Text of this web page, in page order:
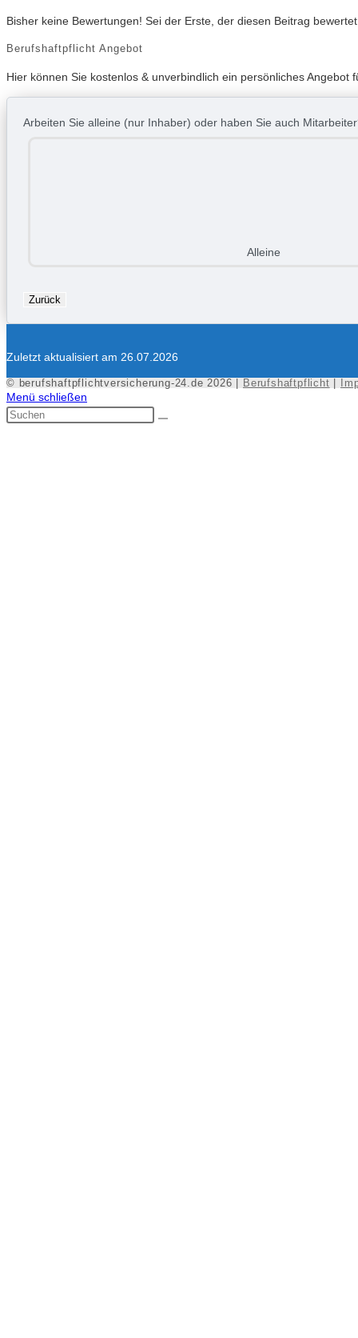
Bisher keine Bewertungen! Sei der Erste, der diesen Beitrag
Berufshaftpflicht Angebot
Hier können Sie kostenlos & unverbindlich ein persönliches
Arbeiten Sie alleine (nur Inhaber) oder haben Sie auch
Alleine
Zurück
Zuletzt aktualisiert am 26.07.2026
© berufshaftpflichtversicherung-24.de 2026 | Berufshaftpflicht
Menü schließen